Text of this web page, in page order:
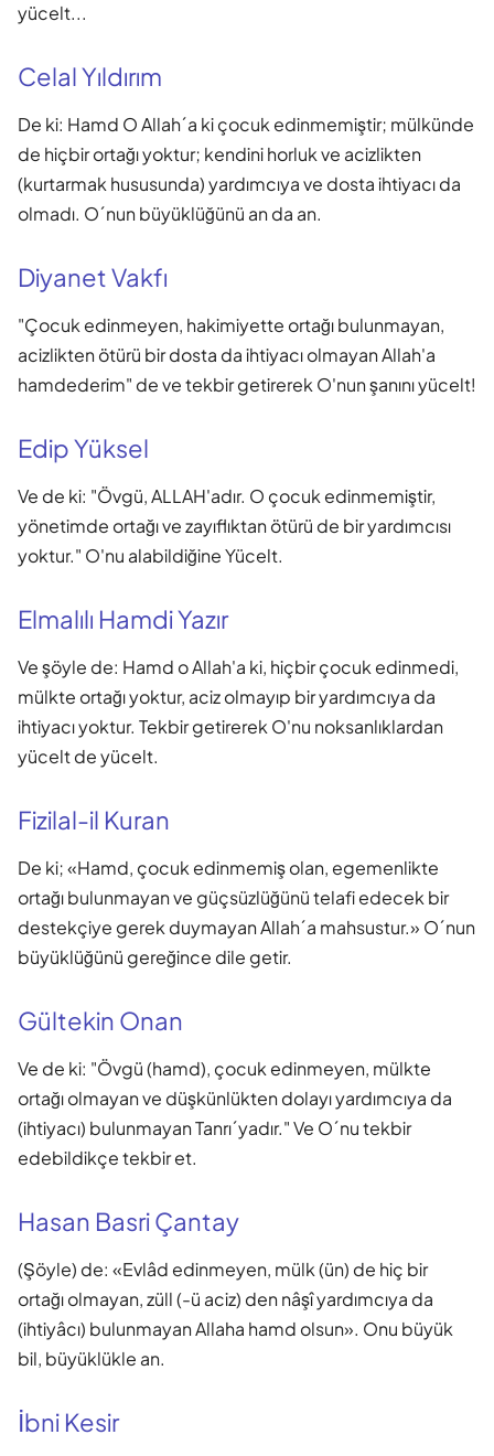
yücelt...
Celal Yıldırım
De ki: Hamd O Allah´a ki çocuk edinmemiştir; mülkünde
de hiçbir ortağı yoktur; kendini horluk ve acizlikten
(kurtarmak hususunda) yardımcıya ve dosta ihtiyacı da
olmadı. O´nun büyüklüğünü an da an.
Diyanet Vakfı
"Çocuk edinmeyen, hakimiyette ortağı bulunmayan,
acizlikten ötürü bir dosta da ihtiyacı olmayan Allah'a
hamdederim" de ve tekbir getirerek O'nun şanını yücelt!
Edip Yüksel
Ve de ki: "Övgü, ALLAH'adır. O çocuk edinmemiştir,
yönetimde ortağı ve zayıflıktan ötürü de bir yardımcısı
yoktur." O'nu alabildiğine Yücelt.
Elmalılı Hamdi Yazır
Ve şöyle de: Hamd o Allah'a ki, hiçbir çocuk edinmedi,
mülkte ortağı yoktur, aciz olmayıp bir yardımcıya da
ihtiyacı yoktur. Tekbir getirerek O'nu noksanlıklardan
yücelt de yücelt.
Fizilal-il Kuran
De ki; «Hamd, çocuk edinmemiş olan, egemenlikte
ortağı bulunmayan ve güçsüzlüğünü telafi edecek bir
destekçiye gerek duymayan Allah´a mahsustur.» O´nun
büyüklüğünü gereğince dile getir.
Gültekin Onan
Ve de ki: "Övgü (hamd), çocuk edinmeyen, mülkte
ortağı olmayan ve düşkünlükten dolayı yardımcıya da
(ihtiyacı) bulunmayan Tanrı´yadır." Ve O´nu tekbir
edebildikçe tekbir et.
Hasan Basri Çantay
(Şöyle) de: «Evlâd edinmeyen, mülk (ün) de hiç bir
ortağı olmayan, züll (-ü aciz) den nâşî yardımcıya da
(ihtiyâcı) bulunmayan Allaha hamd olsun». Onu büyük
bil, büyüklükle an.
İbni Kesir